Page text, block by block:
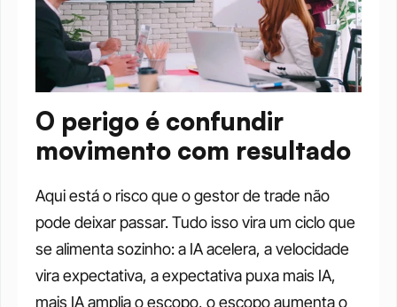
O perigo é confundir
movimento com resultado
Aqui está o risco que o gestor de trade não
pode deixar passar. Tudo isso vira um ciclo que
se alimenta sozinho: a IA acelera, a velocidade
vira expectativa, a expectativa puxa mais IA,
mais IA amplia o escopo, o escopo aumenta o